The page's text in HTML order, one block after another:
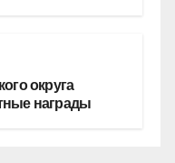
округа
награды